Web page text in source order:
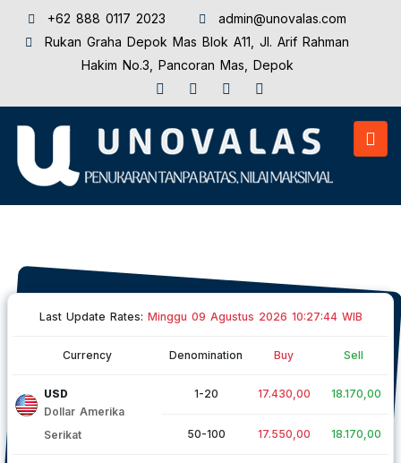
+62 888 0117 2023‬
admin@unovalas.com
Rukan Graha Depok Mas Blok A11, Jl. Arif Rahman
Hakim No.3, Pancoran Mas, Depok
Last Update Rates: Minggu 09 Agustus 2026 10:27:44 WIB
Currency Denomination Buy Sell
USD
Dollar Amerika
Serikat
1-20 17.430,00 18.170,00
50-100 17.550,00 18.170,00